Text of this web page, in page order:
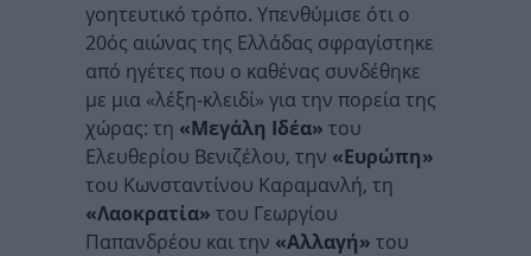
γοητευτικό τρόπο. Υπενθύμισε ότι ο
20ός αιώνας της Ελλάδας σφραγίστηκε
από ηγέτες που ο καθένας συνδέθηκε
με μια «λέξη-κλειδί» για την πορεία της
χώρας: τη «Μεγάλη Ιδέα» του
Ελευθερίου Βενιζέλου, την «Ευρώπη»
του Κωνσταντίνου Καραμανλή, τη
«Λαοκρατία» του Γεωργίου
Παπανδρέου και την «Αλλαγή» του